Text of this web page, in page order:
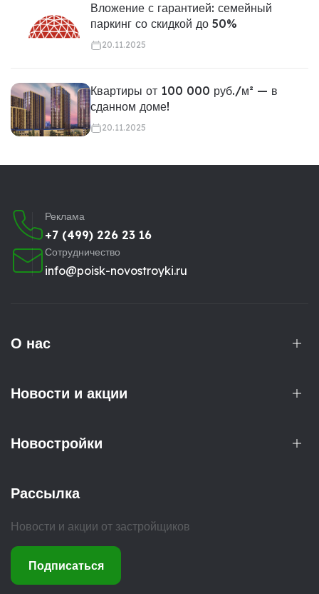
Вложение с гарантией: семейный
паркинг со скидкой до 50%
20.11.2025
Квартиры от 100 000 руб./м² — в
сданном доме!
20.11.2025
Реклама
+7 (499) 226 23 16
Сотрудничество
info@poisk-novostroyki.ru
О нас
Новости и акции
Новостройки
Рассылка
Новости и акции от застройщиков
Подписаться